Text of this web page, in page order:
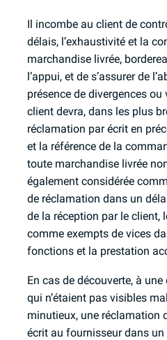
Il incombe au client de
délais, l’exhaustivité et la
marchandise livrée,
l’appui, et de s’assurer de
présence de divergences
client devra, dans les plus
réclamation par écrit en
et la référence de la
toute marchandise livrée
également considérée
de réclamation dans un
de la réception par le client,
comme exempts de vices
fonctions et la prestation
En cas de découverte, à
qui n’étaient pas visibles
minutieux, une réclamation
écrit au fournisseur dans un